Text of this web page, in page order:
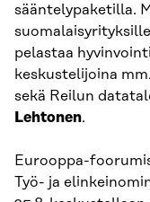
sääntelypaketilla.
pelastaa
keskustelijoina
sekä Reilun
Lehtonen.
Eurooppa-
Työ- ja